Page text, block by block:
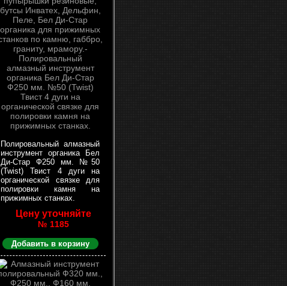
Полировальный алмазный
инструмент органика Бел
Ди-Стар Ф250 мм. №50
(Twist) Твист 4 дуги на
органической связке для
полировки камня на
прижимных станках.
Цену уточняйте
№ 1185
Добавить в корзину